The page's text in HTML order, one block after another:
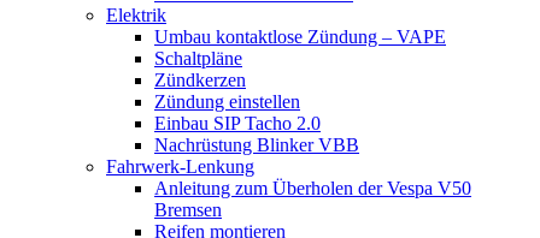
Elektrik
Umbau kontaktlose Zündung – VAPE
Schaltpläne
Zündkerzen
Zündung einstellen
Einbau SIP Tacho 2.0
Nachrüstung Blinker VBB
Fahrwerk-Lenkung
Anleitung zum Überholen der Vespa V50
Bremsen
Reifen montieren